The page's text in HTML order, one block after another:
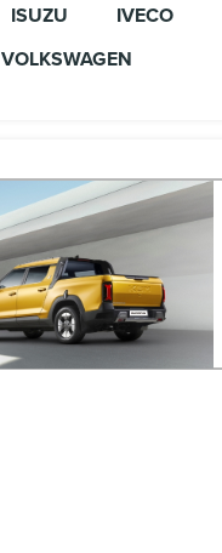
ISUZU IVECO
VOLKSWAGEN